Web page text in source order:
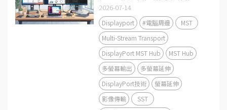
紹，一條線也能延伸多個螢幕！
2026-07-14
Displayport #電腦周邊
MST
Multi-Stream Transport
DisplayPort MST Hub
MST Hub
多螢幕輸出
多螢幕延伸
DisplayPort技術
螢幕延伸
影像傳輸
SST